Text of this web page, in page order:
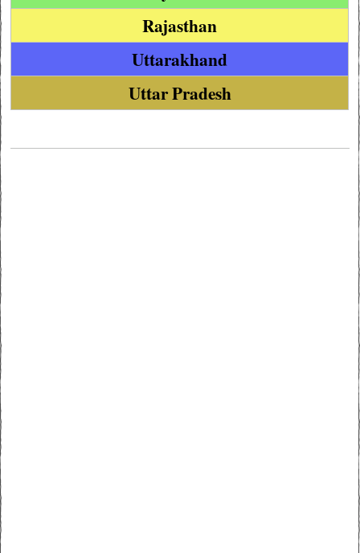
Rajasthan
Uttarakhand
Uttar Pradesh